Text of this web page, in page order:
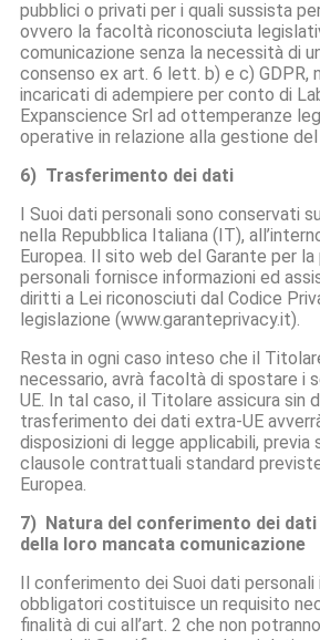
pubblici o privati per i quali sussista
ovvero la facoltà riconosciuta
comunicazione senza la necessità di
consenso ex art. 6 lett. b) e c) GDPR,
incaricati di adempiere per conto di
Expanscience Srl ad ottemperanze
operative in relazione alla gestione del
6) Trasferimento dei dati
I Suoi dati personali sono conservati
nella Repubblica Italiana (IT),
Europea. Il sito web del Garante per
personali fornisce informazioni ed
diritti a Lei riconosciuti dal Codice
legislazione (www.garanteprivacy.it).
Resta in ogni caso inteso che il
necessario, avrà facoltà di spostare i
UE. In tal caso, il Titolare assicura sin
trasferimento dei dati extra-UE
disposizioni di legge applicabili, previa
clausole contrattuali standard
Europea.
7) Natura del conferimento dei dati
della loro mancata comunicazione
Il conferimento dei Suoi dati
obbligatori costituisce un requisito
finalità di cui all’art. 2 che non